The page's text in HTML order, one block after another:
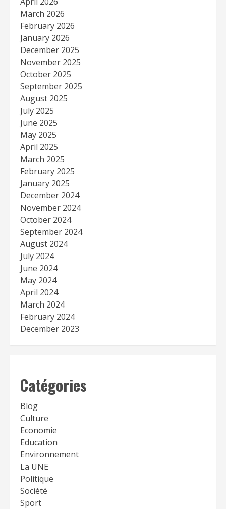
March 2026
February 2026
January 2026
December 2025
November 2025
October 2025
September 2025
August 2025
July 2025
June 2025
May 2025
April 2025
March 2025
February 2025
January 2025
December 2024
November 2024
October 2024
September 2024
August 2024
July 2024
June 2024
May 2024
April 2024
March 2024
February 2024
December 2023
Catégories
Blog
Culture
Economie
Education
Environnement
La UNE
Politique
Société
Sport